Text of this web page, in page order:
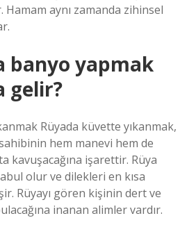
Hamam aynı zamanda zihinsel
banyo yapmak
gelir?
Rüyada küvette yıkanmak,
hem manevi hem de
kavuşacağına işarettir. Rüya
olur ve dilekleri en kısa
Rüyayı gören kişinin dert ve
inanan alimler vardır.